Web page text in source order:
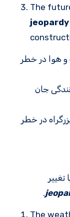
The
jeopardy
و هوا در خطر
جان
در خطر
.
The